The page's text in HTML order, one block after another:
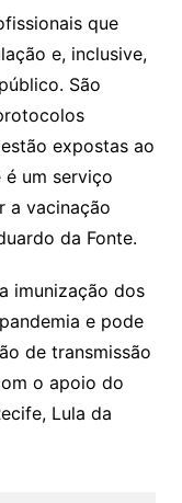
que
e, inclusive,
São
expostas ao
é um serviço
a vacinação
da Fonte.
imunização dos
e pode
de transmissão
o apoio do
Lula da